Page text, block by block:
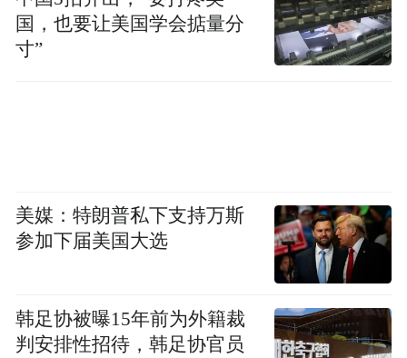
国，也要让美国学会掂量分
寸”
美媒：特朗普私下支持万斯
参加下届美国大选
韩足协被曝15年前为外籍裁
判安排性招待，韩足协官员